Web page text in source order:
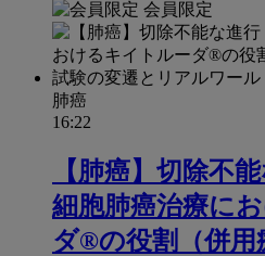
会員限定
肺癌
16:22
【肺癌】切除不
細胞肺癌治療に
ダ®の役割（併